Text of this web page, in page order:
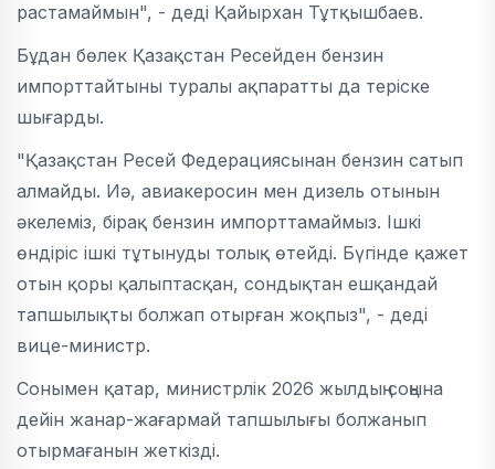
растамаймын", - деді Қайырхан Тұтқышбаев.
Бұдан бөлек Қазақстан Ресейден бензин
импорттайтыны туралы ақпаратты да теріске
шығарды.
"Қазақстан Ресей Федерациясынан бензин сатып
алмайды. Иә, авиакеросин мен дизель отынын
әкелеміз, бірақ бензин импорттамаймыз. Ішкі
өндіріс ішкі тұтынуды толық өтейді. Бүгінде қажет
отын қоры қалыптасқан, сондықтан ешқандай
тапшылықты болжап отырған жоқпыз", - деді
вице-министр.
Сонымен қатар, министрлік 2026 жылдың соңына
дейін жанар-жағармай тапшылығы болжанып
отырмағанын жеткізді.